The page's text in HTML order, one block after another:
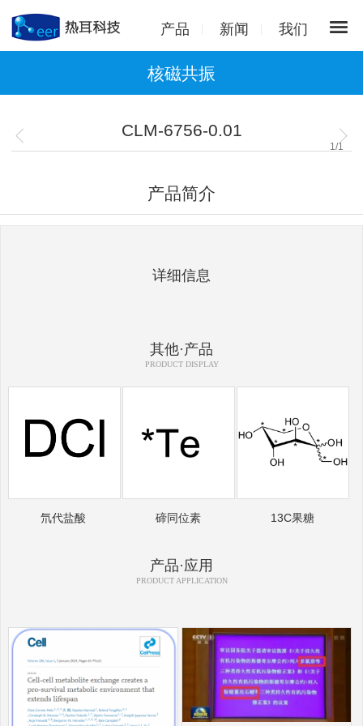
产品 新闻 我们
核磁共振
CLM-6756-0.01
1 /1
产品简介
详细信息
其他·产品
PRODUCT DISPLAY
氘代盐酸 碲同位素 13C果糖
产品·应用
PRODUCT APPLICATION